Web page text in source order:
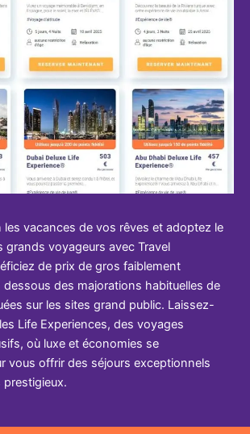
les vacances de vos rêves et adoptez le
grands voyageurs avec Travel
de prix de gros faiblement
dessous des majorations habituelles de
sur les sites grand public. Laissez-
Life Experiences, des voyages
où luxe et économies se
vous offrir des séjours exceptionnels